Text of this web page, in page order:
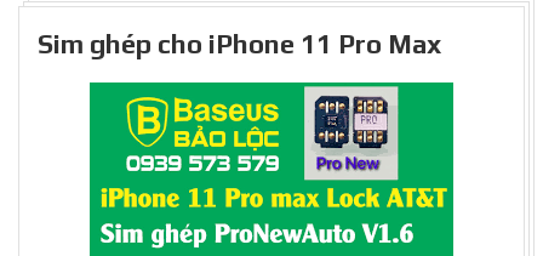
Sim ghép cho iPhone 11 Pro Max